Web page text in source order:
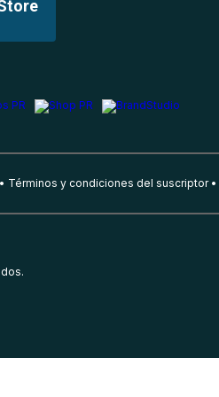
Términos y condiciones del suscriptor